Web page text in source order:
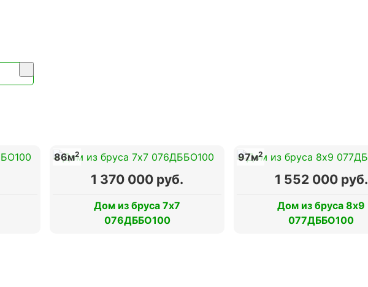
86м2
1 370 000 руб.
Дом из бруса 7х7
076ДББО100
97м2
1 552 000 руб.
Дом из бруса 8х9
077ДББО100